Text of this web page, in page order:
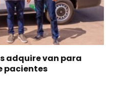
adquire van para
pacientes